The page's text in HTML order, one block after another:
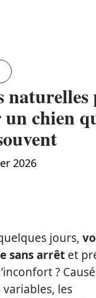
chien
2026
jours,
sans arrêt et
?
les